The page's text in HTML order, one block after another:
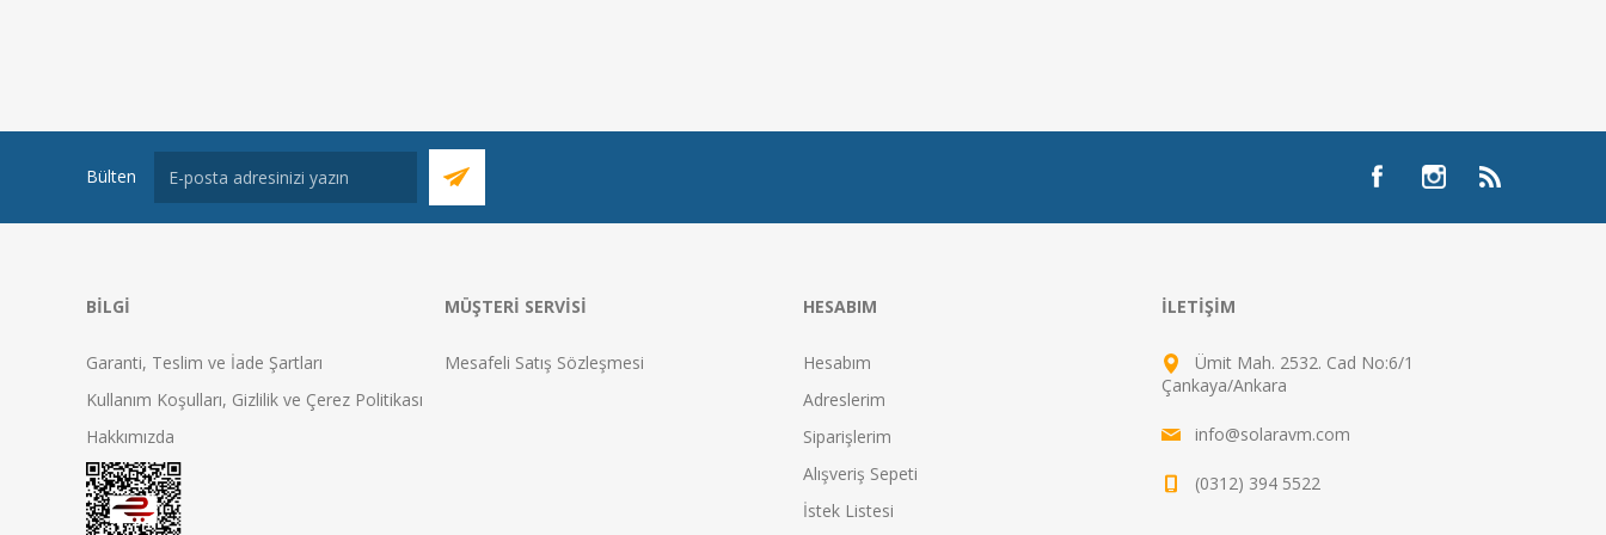
Bülten
BILGI
Garanti, Teslim ve İade Şartları
Kullanım Koşulları, Gizlilik ve Çerez Politikası
Hakkımızda
MÜŞTERI SERVISI
Mesafeli Satış Sözleşmesi
HESABIM
Hesabım
Adreslerim
Siparişlerim
Alışveriş Sepeti
İstek Listesi
İLETIŞIM
Ümit Mah. 2532. Cad No:6/1
Çankaya/Ankara
info@solaravm.com
(0312) 394 5522